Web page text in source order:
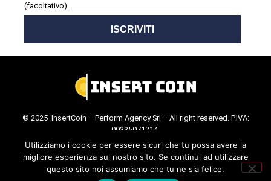
(facoltativo).
ISCRIVITI
© 2025 InsertCoin – Perform Agency Srl – All right reserved. P.IVA:
09335071214.
Cookie Policy . Privacy Policy.
Utilizziamo i cookie per essere sicuri che tu possa avere la
migliore esperienza sul nostro sito. Se continui ad utilizzare
questo sito noi assumiamo che tu ne sia felice.